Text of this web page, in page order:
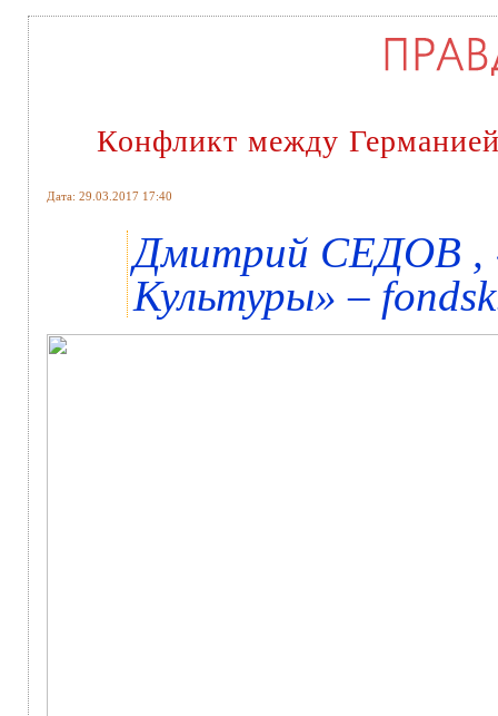
Конфликт между
Дата: 29.03.2017 17:40
Дмитрий СЕДОВ ,
Культуры» –